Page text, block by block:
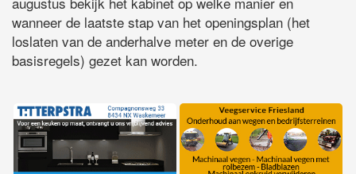
wanneer de laatste stap van het openingsplan (het
loslaten van de anderhalve meter en de overige
basisregels) gezet kan worden.